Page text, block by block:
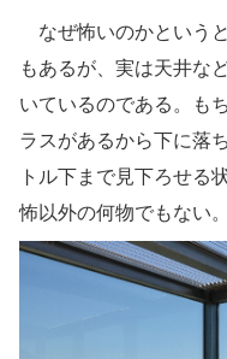
なぜ怖いのかという
もあるが、実は天井な
いているのである。も
ラスがあるから下に落
トル下まで見下ろせる
怖以外の何物でもない。